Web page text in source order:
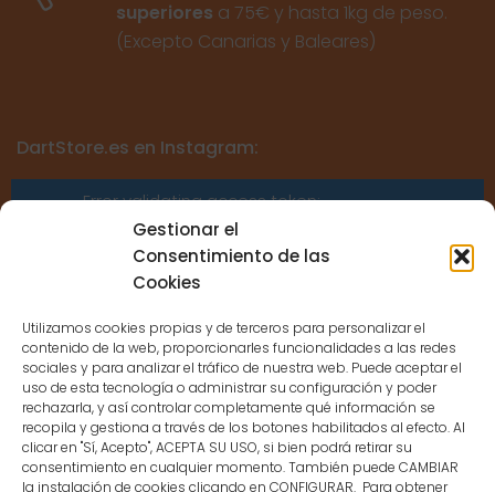
Gestionar el
Consentimiento de las
Cookies
Utilizamos cookies propias y de terceros para personalizar el
contenido de la web, proporcionarles funcionalidades a las redes
sociales y para analizar el tráfico de nuestra web. Puede aceptar el
uso de esta tecnología o administrar su configuración y poder
rechazarla, y así controlar completamente qué información se
recopila y gestiona a través de los botones habilitados al efecto. Al
clicar en "Sí, Acepto", ACEPTA SU USO, si bien podrá retirar su
consentimiento en cualquier momento. También puede CAMBIAR
la instalación de cookies clicando en CONFIGURAR. Para obtener
superiores a 75€ y hasta 1kg de peso.
(Excepto Canarias y Baleares)
DartStore.es en Instagram:
Error validating access token:
Sessions for the user are not allowed
because the user is not a confirmed
CONTACTO
MENÚ PRINCIPAL